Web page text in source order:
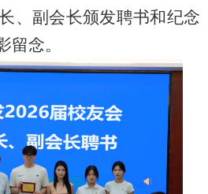
、副会长颁发聘书和纪念
留念。